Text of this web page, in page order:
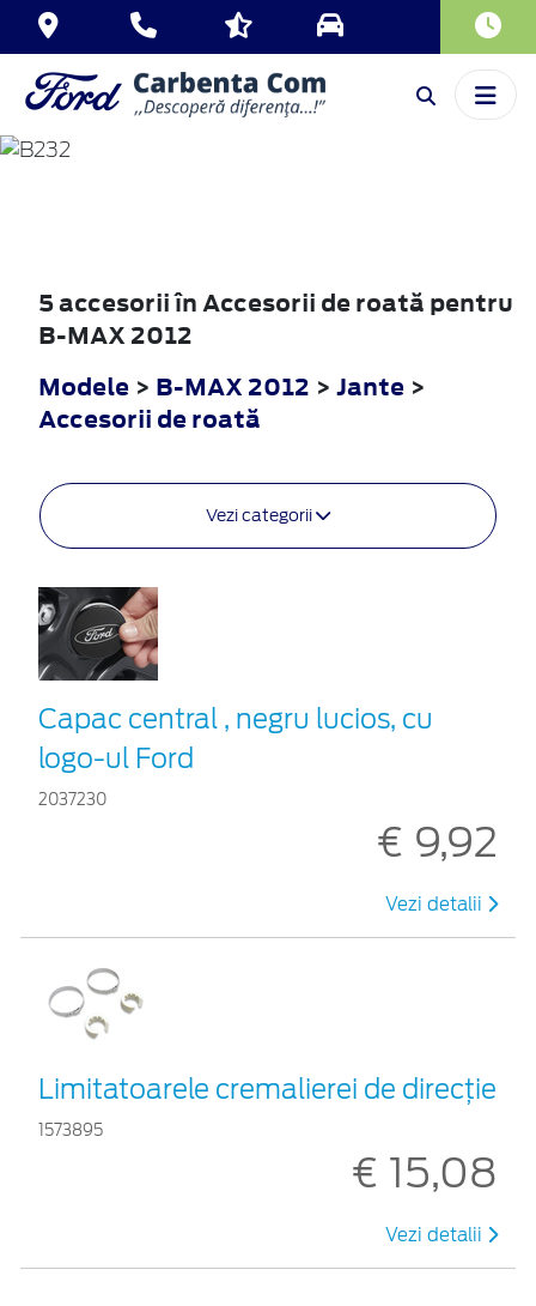
B-MAX
5 accesorii în Accesorii de roată pentru
B-MAX 2012
Modele > B-MAX 2012 > Jante >
Accesorii de roată
Vezi categorii
Capac central , negru lucios, cu
logo-ul Ford
2037230
€ 9,92
Vezi detalii
Limitatoarele cremalierei de direcţie
1573895
€ 15,08
Vezi detalii